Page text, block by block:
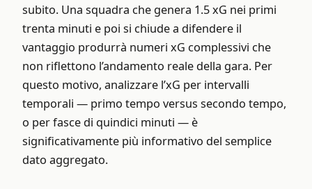
subito. Una squadra che genera 1.5 xG nei primi
trenta minuti e poi si chiude a difendere il
vantaggio produrrà numeri xG complessivi che
non riflettono l’andamento reale della gara. Per
questo motivo, analizzare l’xG per intervalli
temporali — primo tempo versus secondo tempo,
o per fasce di quindici minuti — è
significativamente più informativo del semplice
dato aggregato.